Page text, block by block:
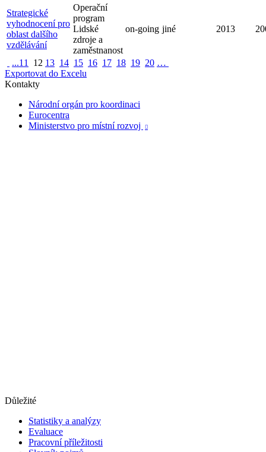
Strategické
vyhodnocení pro
oblast dalšího
vzdělávání
Operační
program
Lidské
zdroje a
zaměstnanost
on-going jiné 2013
...11 12 13 14 15 16 17 18 19 20 …
Exportovat do Excelu
Kontakty
Národní orgán pro koordinaci
Eurocentra
Ministerstvo pro místní rozvoj

Důležité
Statistiky a analýzy
Evaluace
Pracovní příležitosti